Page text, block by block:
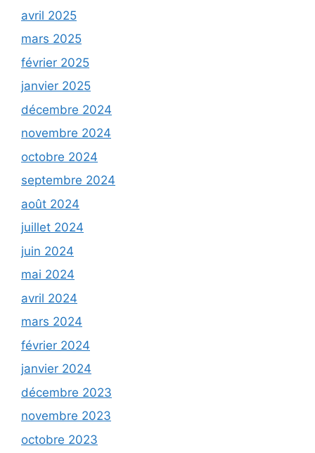
avril 2025
mars 2025
février 2025
janvier 2025
décembre 2024
novembre 2024
octobre 2024
septembre 2024
août 2024
juillet 2024
juin 2024
mai 2024
avril 2024
mars 2024
février 2024
janvier 2024
décembre 2023
novembre 2023
octobre 2023